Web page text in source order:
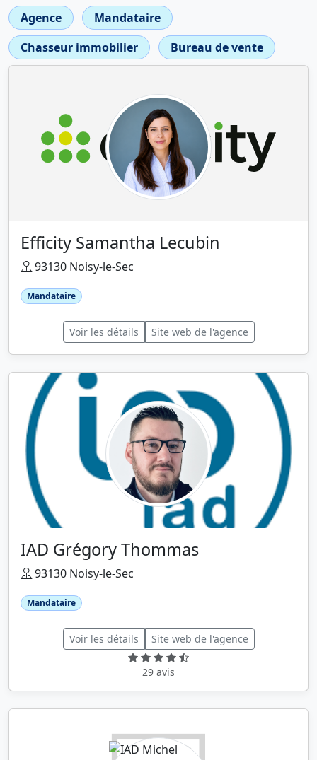
Agence
Mandataire
Chasseur immobilier
Bureau de vente
Efficity Samantha Lecubin
93130 Noisy-le-Sec
Mandataire
Voir les détails Site web de l'agence
IAD Grégory Thommas
93130 Noisy-le-Sec
Mandataire
Voir les détails Site web de l'agence
29 avis